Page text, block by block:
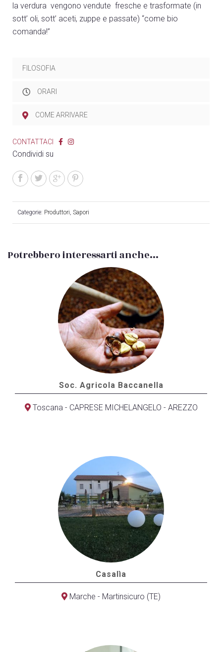
la verdura vengono vendute fresche e trasformate (in
sott’ oli, sott’ aceti, zuppe e passate) “come bio
comanda!”
FILOSOFIA
ORARI
COME ARRIVARE
CONTATTACI
Condividi su
Categorie: Produttori Sapori
Potrebbero interessarti anche...
Soc. Agricola Baccanella
Toscana - CAPRESE MICHELANGELO - AREZZO
Casalìa
Marche - Martinsicuro (TE)